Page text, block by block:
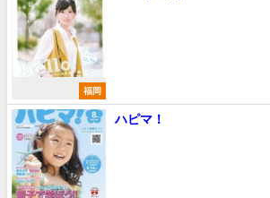
福岡
ハピマ！